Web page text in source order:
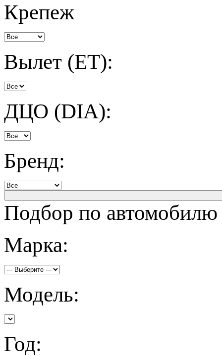
Крепеж
Вылет (ET):
ДЦО (DIA):
Бренд:
Подбор по автомобилю
Марка:
Модель:
Год: